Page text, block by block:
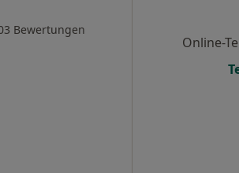
Bewertungen
Online-